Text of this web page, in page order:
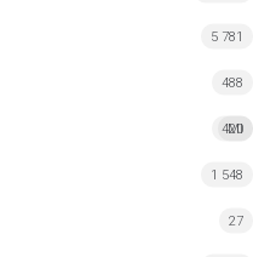
5 781
488
MI
420
1 548
27